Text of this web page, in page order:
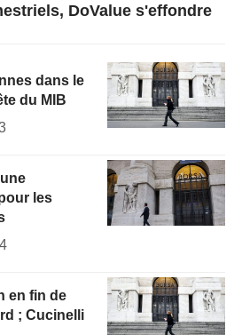
DoValue s'effondre
dans le
du MIB
les
en fin de
; Cucinelli